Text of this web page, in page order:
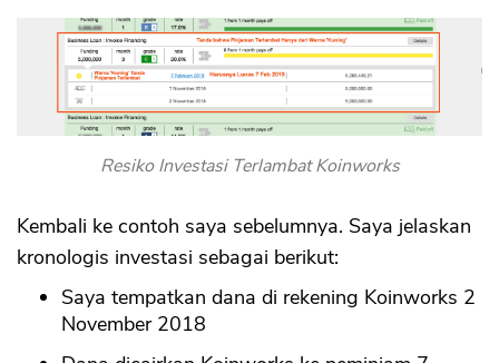
Resiko Investasi Terlambat Koinworks
Kembali ke contoh saya sebelumnya. Saya jelaskan
kronologis investasi sebagai berikut:
Saya tempatkan dana di rekening Koinworks 2
November 2018